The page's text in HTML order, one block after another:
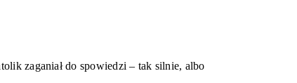
zaganiał do spowiedzi – tak silnie, albo